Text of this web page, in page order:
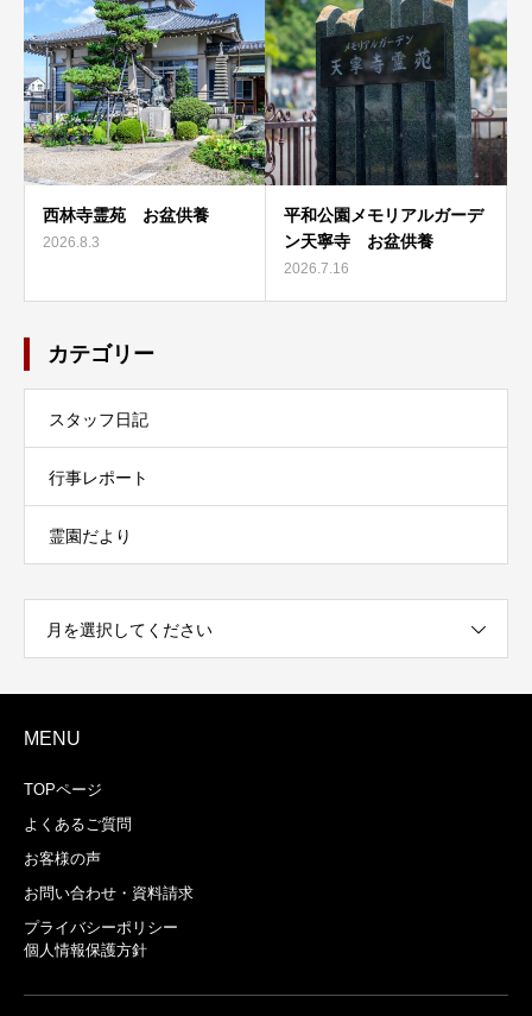
西林寺霊苑 お盆供養
2026.8.3
平和公園メモリアルガーデ
ン天寧寺 お盆供養
2026.7.16
カテゴリー
スタッフ日記
行事レポート
霊園だより
月を選択してください
MENU
TOPページ
よくあるご質問
お客様の声
お問い合わせ・資料請求
プライバシーポリシー
個人情報保護方針